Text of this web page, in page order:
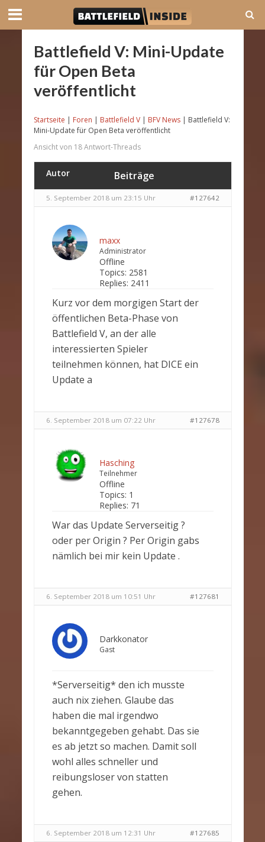
Battlefield V: Mini-Update
für Open Beta
veröffentlicht
Startseite | Foren | Battlefield V | BFV News | Battlefield V:
Mini-Update für Open Beta veröffentlicht
Ansicht von 18 Antwort-Threads
Autor Beiträge
5. September 2018 um 23:15 Uhr #127642
maxx
Administrator
Offline
Topics: 2581
Replies: 2411
Kurz vor dem morgigen Start der
öffentlichen Beta-Phase von
Battlefield V, an der alle
interessierten Spieler
teilnehmen können, hat DICE ein
Update a
6. September 2018 um 07:22 Uhr #127678
Hasching
Teilnehmer
Offline
Topics: 1
Replies: 71
War das Update Serverseitig ?
oder per Origin ? Per Origin gabs
nämlich bei mir kein Update .
6. September 2018 um 10:51 Uhr #127681
Darkkonator
Gast
*Serverseitig* den ich musste
auch nix ziehen. Glaube das
haben die mal irgendwo
bekanntgegeben gehabt. Das sie
es ab jetzt so machen. Damit soll
wohl alles schneller und
reibungsloser von statten
gehen.
6. September 2018 um 12:31 Uhr #127685